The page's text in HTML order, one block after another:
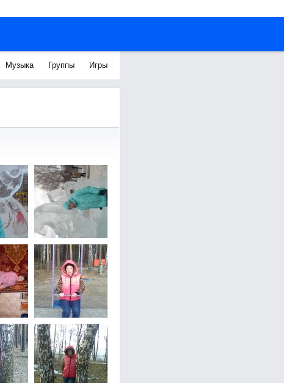
Музыка Группы Игры